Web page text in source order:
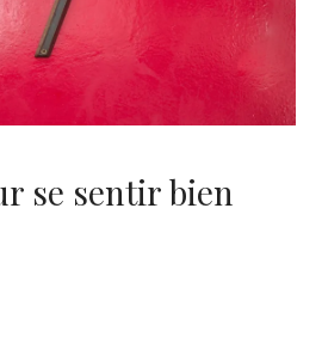
se sentir bien